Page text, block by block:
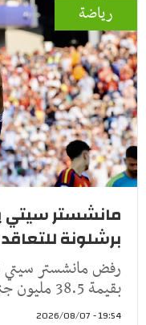
رياضة
مانشستر
برشلونة
رفض مانشستر سيتي
بقيمة 38.5 مليون جنيه إسترليني (52 مليون دولار) لل
19:54 - 2026/08/07